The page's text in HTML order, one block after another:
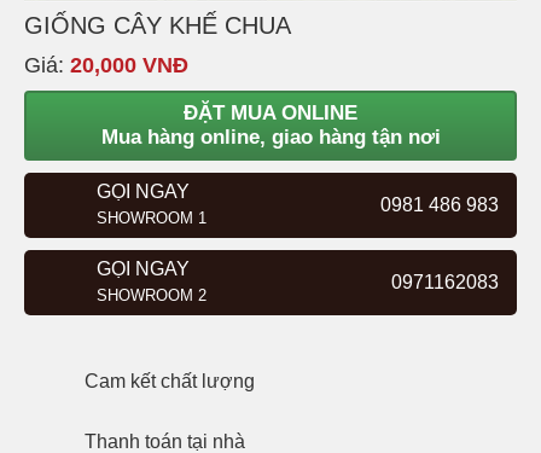
GIỐNG CÂY KHẾ CHUA
Giá: 20,000 VNĐ
ĐẶT MUA ONLINE
Mua hàng online, giao hàng tận nơi
GỌI NGAY
SHOWROOM 1
0981 486 983
GỌI NGAY
SHOWROOM 2
0971162083
Cam kếtchất lượng
Thanh toán tại nhà